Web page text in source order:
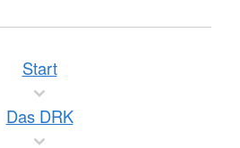
Start
Das DRK